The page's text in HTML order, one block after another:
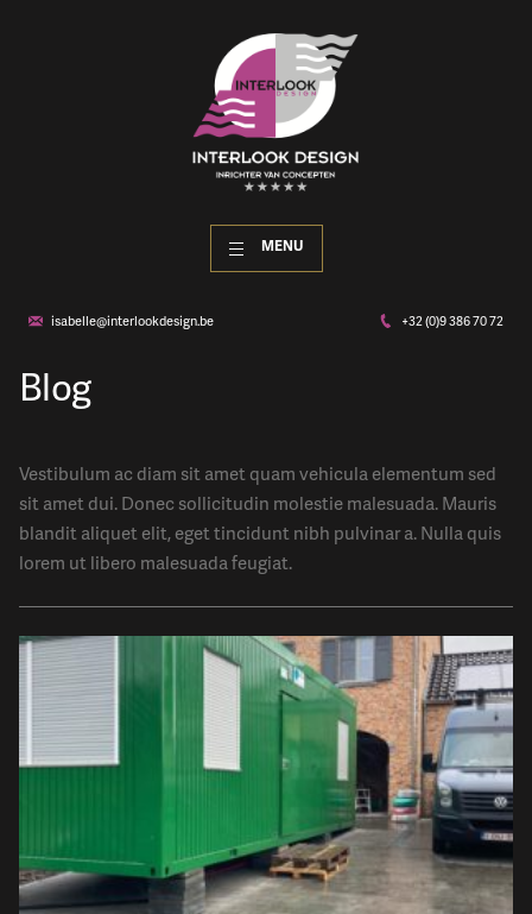
MENU
isabelle@interlookdesign.be +32 (0)9 386 70 72
Blog
Vestibulum ac diam sit amet quam vehicula elementum sed
sit amet dui. Donec sollicitudin molestie malesuada. Mauris
blandit aliquet elit, eget tincidunt nibh pulvinar a. Nulla quis
lorem ut libero malesuada feugiat.